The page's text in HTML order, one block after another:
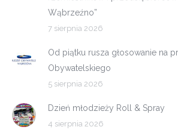
Wąbrzeźno”
7 sierpnia 2026
Od piątku rusza głosowanie na
Obywatelskiego
5 sierpnia 2026
Dzień młodzieży Roll & Spray
4 sierpnia 2026